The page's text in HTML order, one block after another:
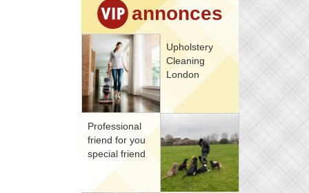
annonces
Upholstery
Cleaning
London
Professional
friend for you
special friend